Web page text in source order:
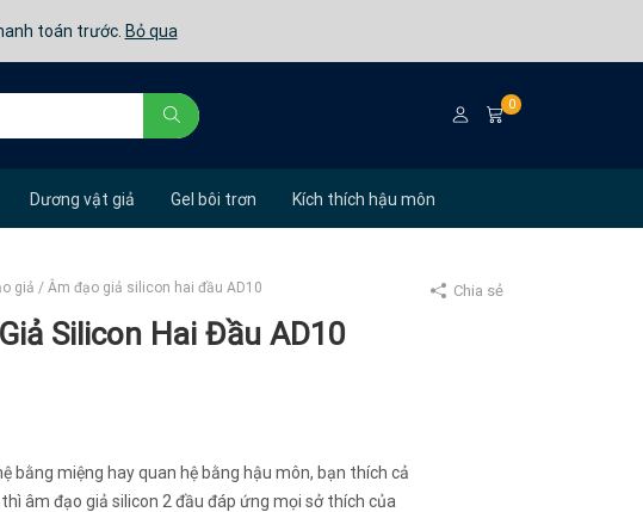
toán trước. Bỏ qua
0
Dương vật giả Gel bôi trơn Kích thích hậu môn
giả / Âm đạo giả silicon hai đầu AD10
Silicon Hai Đầu AD10
bằng miệng hay quan hệ bằng hậu môn, bạn thích cả
âm đạo giả silicon 2 đầu đáp ứng mọi sở thích của
Chia sẻ